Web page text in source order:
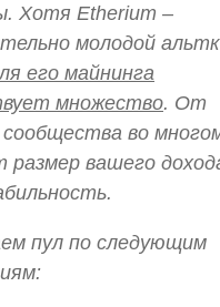
Хотя Etherium –
молодой
его майнинга
множество. От
во
размер вашего
пул по следующим